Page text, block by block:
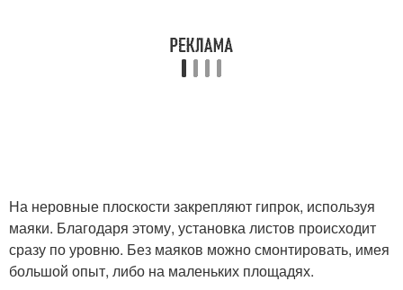
На неровные плоскости закрепляют гипрок, используя
маяки. Благодаря этому, установка листов происходит
сразу по уровню. Без маяков можно смонтировать, имея
большой опыт, либо на маленьких площадях.